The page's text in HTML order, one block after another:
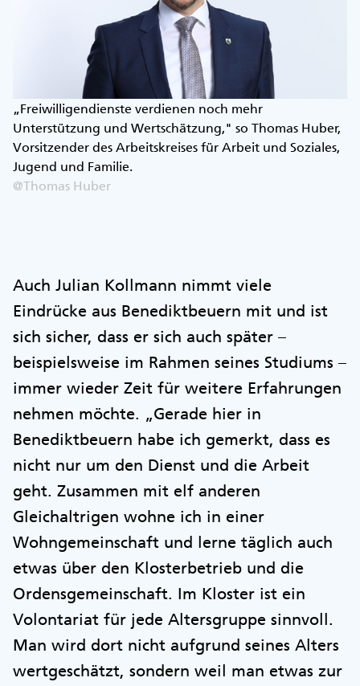
„Freiwilligendienste verdienen noch mehr
Unterstützung und Wertschätzung," so Thomas Huber,
Vorsitzender des Arbeitskreises für Arbeit und Soziales,
Jugend und Familie.
@Thomas Huber
Auch Julian Kollmann nimmt viele
Eindrücke aus Benediktbeuern mit und ist
sich sicher, dass er sich auch später –
beispielsweise im Rahmen seines Studiums –
immer wieder Zeit für weitere Erfahrungen
nehmen möchte. „Gerade hier in
Benediktbeuern habe ich gemerkt, dass es
nicht nur um den Dienst und die Arbeit
geht. Zusammen mit elf anderen
Gleichaltrigen wohne ich in einer
Wohngemeinschaft und lerne täglich auch
etwas über den Klosterbetrieb und die
Ordensgemeinschaft. Im Kloster ist ein
Volontariat für jede Altersgruppe sinnvoll.
Man wird dort nicht aufgrund seines Alters
wertgeschätzt, sondern weil man etwas zur